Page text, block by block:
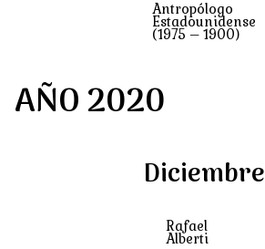
Antropólogo
Estadounidense
(1975 – 1900)
AÑO 2020
Diciembre
Rafael
Alberti